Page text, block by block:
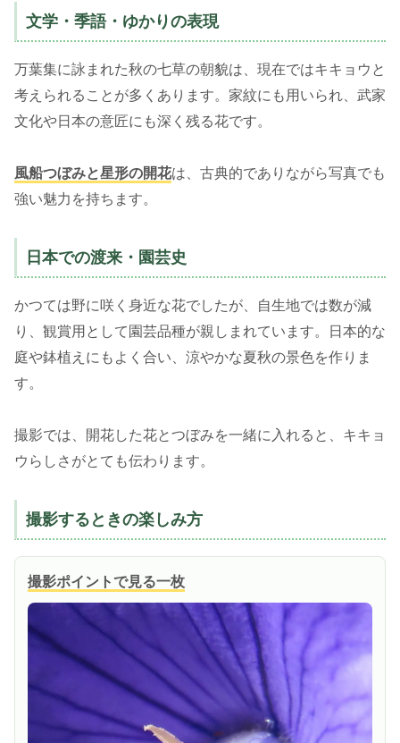
文学・季語・ゆかりの表現
万葉集に詠まれた秋の七草の朝貌は、現在ではキキョウと
考えられることが多くあります。家紋にも用いられ、武家
文化や日本の意匠にも深く残る花です。
風船つぼみと星形の開花は、古典的でありながら写真でも
強い魅力を持ちます。
日本での渡来・園芸史
かつては野に咲く身近な花でしたが、自生地では数が減
り、観賞用として園芸品種が親しまれています。日本的な
庭や鉢植えにもよく合い、涼やかな夏秋の景色を作りま
す。
撮影では、開花した花とつぼみを一緒に入れると、キキョ
ウらしさがとても伝わります。
撮影するときの楽しみ方
撮影ポイントで見る一枚